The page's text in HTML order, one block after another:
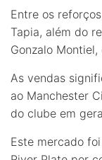
Entre os
Tapia, além do
Gonzalo
As vendas
ao Manchester
do clube em
Este mercado